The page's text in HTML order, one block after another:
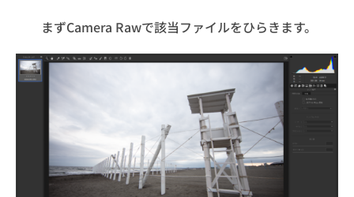
まずCamera Rawで該当ファイルをひらきます。